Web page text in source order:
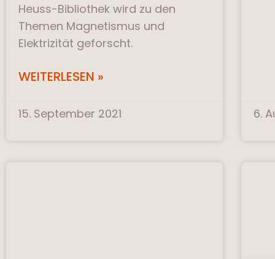
Heuss-Bibliothek wird zu den
Themen Magnetismus und
Elektrizität geforscht.
WEITERLESEN »
15. September 2021 6.